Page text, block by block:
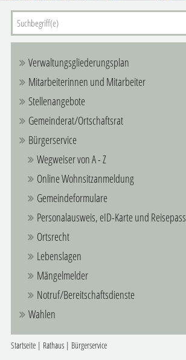
Verwaltungsgliederungsplan
Mitarbeiterinnen und Mitarbeiter
Stellenangebote
Gemeinderat/Ortschaftsrat
Bürgerservice
Wegweiser von A - Z
Online Wohnsitzanmeldung
Gemeindeformulare
Personalausweis, eID-Karte und Reisepass
Ortsrecht
Lebenslagen
Mängelmelder
Notruf/Bereitschaftsdienste
Wahlen
Startseite| Rathaus| Bürgerservice